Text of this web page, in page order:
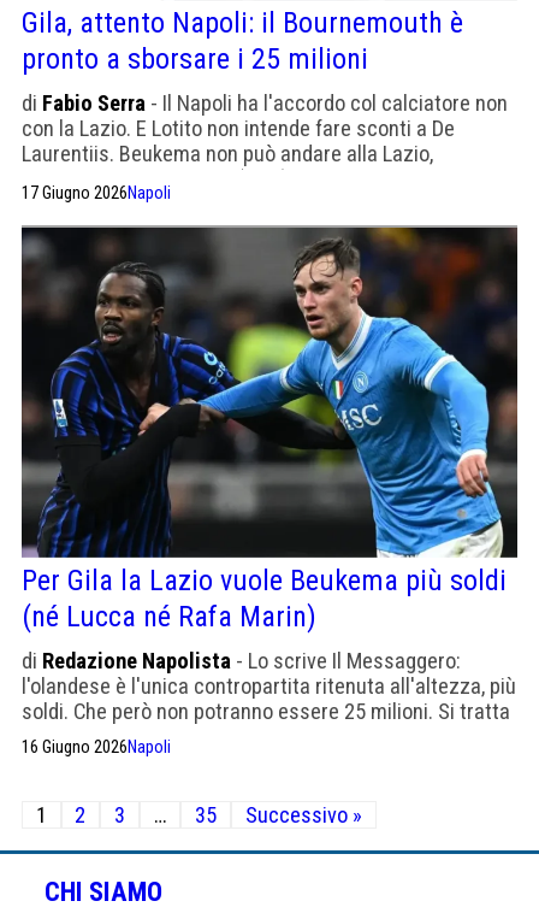
Gila, attento Napoli: il Bournemouth è
pronto a sborsare i 25 milioni
di Fabio Serra - Il Napoli ha l'accordo col calciatore non
con la Lazio. E Lotito non intende fare sconti a De
Laurentiis. Beukema non può andare alla Lazio,
guadagna il triplo di Gila (sigh)
17 Giugno 2026Napoli
Per Gila la Lazio vuole Beukema più soldi
(né Lucca né Rafa Marin)
di Redazione Napolista - Lo scrive Il Messaggero:
l'olandese è l'unica contropartita ritenuta all'altezza, più
soldi. Che però non potranno essere 25 milioni. Si tratta
16 Giugno 2026Napoli
Paginazione
degli
articoli
1 2 3 … 35 Successivo »
CHI SIAMO